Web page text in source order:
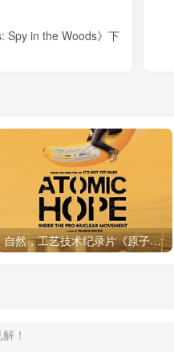
Spy in the Woods》下
自然，工艺技术纪录片《原子能的希望 Atomic Hope – Inside the Pro-Nuclear Movement》下载